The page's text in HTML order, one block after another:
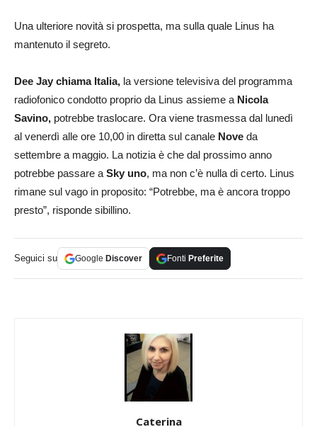
Una ulteriore novità si prospetta, ma sulla quale Linus ha
mantenuto il segreto.
Dee Jay chiama Italia, la versione televisiva del programma
radiofonico condotto proprio da Linus assieme a Nicola
Savino, potrebbe traslocare. Ora viene trasmessa dal lunedì
al venerdì alle ore 10,00 in diretta sul canale Nove da
settembre a maggio. La notizia è che dal prossimo anno
potrebbe passare a Sky uno, ma non c’è nulla di certo. Linus
rimane sul vago in proposito: “Potrebbe, ma è ancora troppo
presto”, risponde sibillino.
Seguici su Google Discover Fonti Preferite
Caterina